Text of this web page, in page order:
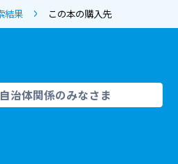
結果 この本の購入先
治体関係のみなさま